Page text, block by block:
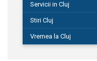
Servicii in Cluj
Stiri Cluj
Vremea la Cluj